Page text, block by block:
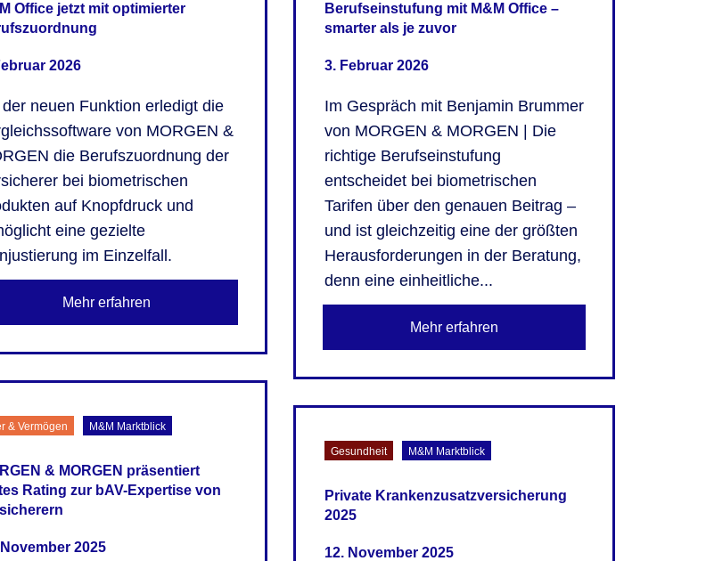
Office jetzt mit optimierter
2026
der neuen Funktion erledigt die
von MORGEN &
die Berufszuordnung der
bei biometrischen
auf Knopfdruck und
eine gezielte
im Einzelfall.
Mehr erfahren
Berufseinstufung mit M&M Office –
smarter als je zuvor
3. Februar 2026
Im Gespräch mit Benjamin Brummer
von MORGEN & MORGEN | Die
richtige Berufseinstufung
entscheidet bei biometrischen
Tarifen über den genauen Beitrag –
und ist gleichzeitig eine der größten
Herausforderungen in der Beratung,
denn eine einheitliche...
Mehr erfahren
& Vermögen M&M Marktblick
& MORGEN präsentiert
Rating zur bAV-Expertise von
2025
Gesundheit M&M Marktblick
Private Krankenzusatzversicherung
2025
12. November 2025